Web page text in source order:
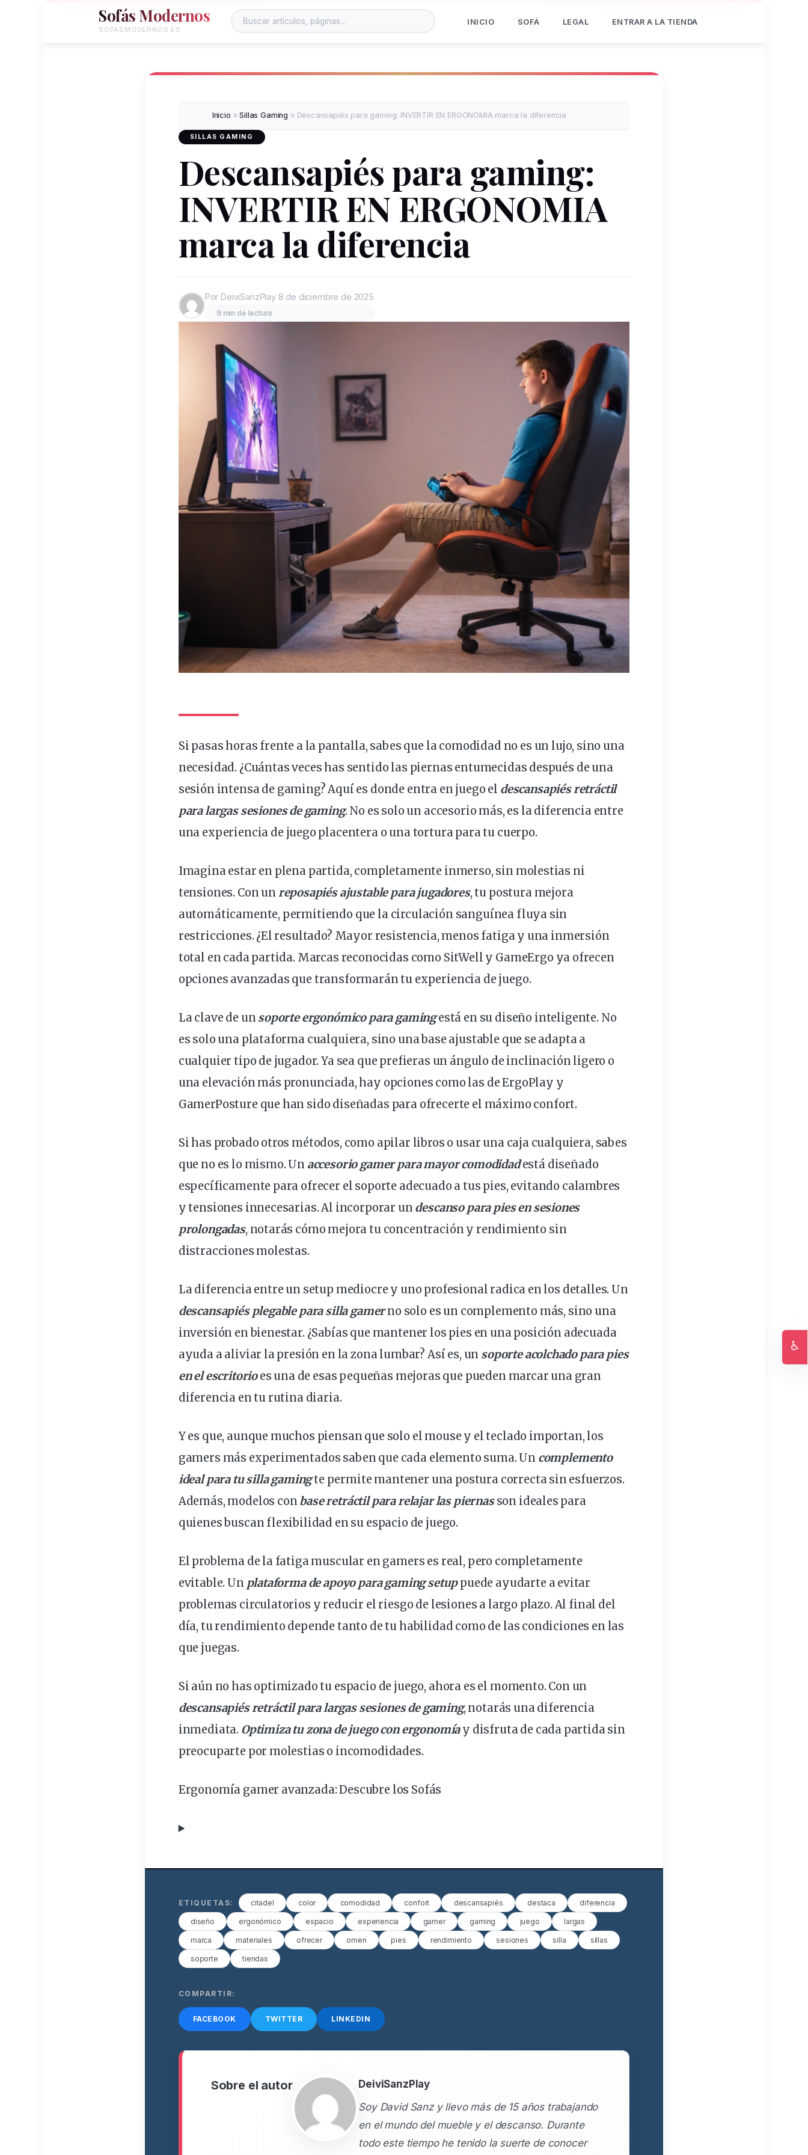
Sofás Modernos
SOFASMODERNOS.ES
INICIO SOFÁ LEGAL ENTRAR A LA TIENDA
Inicio »Sillas Gaming » Descansapiés para gaming: INVERTIR EN ERGONOMIA marca la diferencia
SILLAS GAMING
Descansapiés para gaming:
INVERTIR EN ERGONOMIA
marca la diferencia
Por DeiviSanzPlay 8 de diciembre de 2025
9 min de lectura
Si pasas horas frente a la pantalla, sabes que lacomodidad no es un lujo, sino una
necesidad. ¿Cuántas veces has sentido las piernas entumecidas después de una
sesión intensa de gaming? Aquí es donde entra en juegoel descansapiésretráctil
paralargas sesionesde gaming. No es solo un accesorio más, es ladiferenciaentre
una experiencia de juego placentera o una tortura para tu cuerpo.
Imagina estar en plena partida, completamente inmerso, sin molestias ni
tensiones. Con un reposapiés ajustable para jugadores, tu postura mejora
automáticamente, permitiendo que la circulación sanguínea fluya sin
restricciones. ¿El resultado? Mayor resistencia, menos fatiga y una inmersión
total en cada partida. Marcas reconocidas como SitWell y GameErgoya ofrecen
opciones avanzadas que transformarán tu experiencia de juego.
La clave de un soporte ergonómicopara gamingestá en su diseño inteligente. No
es solo una plataforma cualquiera, sino una base ajustable que se adapta a
cualquier tipo de jugador. Ya sea que prefieras un ángulo de inclinación ligero o
una elevación más pronunciada, hay opciones como las deErgoPlay y
GamerPostureque han sido diseñadas para ofrecerte el máximoconfort.
Si has probado otros métodos, como apilar libros o usar una caja cualquiera, sabes
que no es lo mismo. Un accesoriogamerpara mayor comodidadestá diseñado
específicamente para ofrecer el soporte adecuado a tus pies, evitando calambres
y tensiones innecesarias. Al incorporar un descanso para pies en sesiones
prolongadas, notarás cómo mejora tu concentración y rendimiento sin
distracciones molestas.
La diferencia entre un setup mediocre y uno profesional radica en los detalles. Un
descansapiés plegable parasillagamerno solo es un complemento más, sino una
inversión en bienestar. ¿Sabías que mantener los pies en una posición adecuada
ayuda a aliviar la presión en la zona lumbar? Así es, un soporte acolchado para pies
en el escritorioes una de esas pequeñas mejoras que pueden marcar una gran
diferencia en tu rutina diaria.
Y es que, aunque muchos piensan que solo el mouse y el teclado importan, los
gamers más experimentados saben que cada elemento suma. Un complemento
ideal para tu silla gamingte permite mantener una postura correcta sin esfuerzos.
Además, modelos con base retráctil para relajar las piernasson ideales para
quienes buscan flexibilidad en su espaciode juego.
El problema de la fatiga muscular en gamers es real, pero completamente
evitable. Un plataforma de apoyo para gaming setuppuede ayudarte a evitar
problemas circulatorios y reducir el riesgo de lesiones a largo plazo. Al final del
día, tu rendimiento depende tanto de tu habilidad como de las condiciones en las
que juegas.
Si aún no has optimizado tu espacio de juego, ahora es el momento. Con un
descansapiés retráctil para largas sesiones de gaming, notarás una diferencia
inmediata. Optimiza tu zona de juego con ergonomíay disfruta de cada partida sin
preocuparte por molestias o incomodidades.
Ergonomía gamer avanzada:Descubre los Sofás
ETIQUETAS: citadel color comodidad confort descansapiés destaca diferencia
diseño ergonómico espacio experiencia gamer gaming juego largas
marca materiales ofrecer omen pies rendimiento sesiones silla sillas
soporte tiendas
COMPARTIR:
FACEBOOK TWITTER LINKEDIN
Sobre el autor
DeiviSanzPlay
Soy David Sanz y llevo más de 15 años trabajando
en el mundo del mueble y el descanso. Durante
todo este tiempo he tenido la suerte de conocer
♿